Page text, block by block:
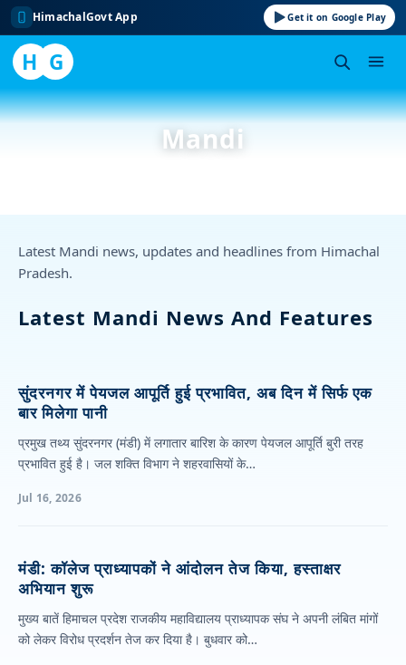
HimachalGovt App Get it on Google Play
H G
Skip
to
Mandi
Latest Mandi news, updates and headlines from Himachal
Pradesh.
Latest Mandi News And Features
सुंदरनगर में पेयजल आपूर्ति हुई प्रभावित, अब दिन में सिर्फ एक
बार मिलेगा पानी
प्रमुख तथ्य सुंदरनगर (मंडी) में लगातार बारिश के कारण पेयजल आपूर्ति बुरी तरह
प्रभावित हुई है। जल शक्ति विभाग ने शहरवासियों के…
Jul 16, 2026
मंडी: कॉलेज प्राध्यापकों ने आंदोलन तेज किया, हस्ताक्षर
अभियान शुरू
मुख्य बातें हिमाचल प्रदेश राजकीय महाविद्यालय प्राध्यापक संघ ने अपनी लंबित मांगों
को लेकर विरोध प्रदर्शन तेज कर दिया है। बुधवार को…